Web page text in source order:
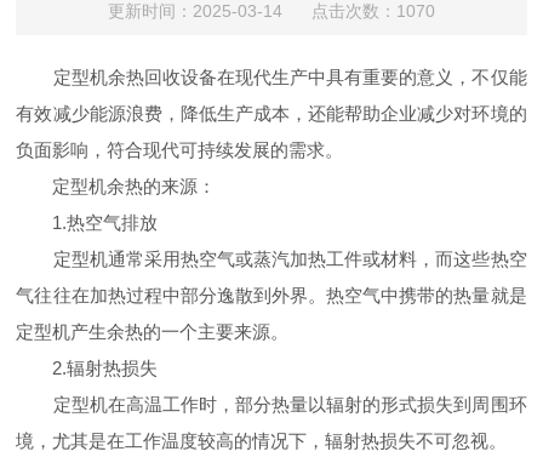
更新时间：2025-03-14 点击次数：1070
定型机余热回收设备在现代生产中具有重要的意义，不仅能
有效减少能源浪费，降低生产成本，还能帮助企业减少对环境的
负面影响，符合现代可持续发展的需求。
定型机余热的来源：
1.热空气排放
定型机通常采用热空气或蒸汽加热工件或材料，而这些热空
气往往在加热过程中部分逸散到外界。热空气中携带的热量就是
定型机产生余热的一个主要来源。
2.辐射热损失
定型机在高温工作时，部分热量以辐射的形式损失到周围环
境，尤其是在工作温度较高的情况下，辐射热损失不可忽视。